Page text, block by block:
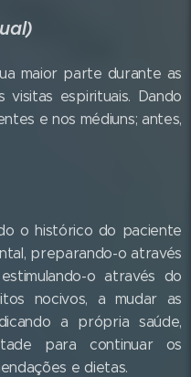
maior parte durante as
espirituais. Dando
e nos médiuns; antes,
o histórico do paciente
preparando-o através
o através do
nocivos, a mudar as
a própria saúde,
para continuar os
e dietas.